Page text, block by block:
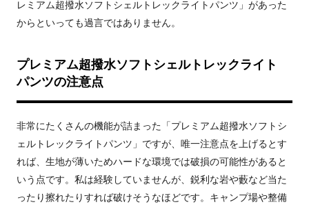
レミアム超撥水ソフトシェルトレックライトパンツ」があった
からといっても過言ではありません。
プレミアム超撥水ソフトシェルトレックライト
パンツの注意点
非常にたくさんの機能が詰まった「プレミアム超撥水ソフトシ
ェルトレックライトパンツ」ですが、唯一注意点を上げるとす
れば、生地が薄いためハードな環境では破損の可能性があると
いう点です。私は経験していませんが、鋭利な岩や藪など当た
ったり擦れたりすれば破けそうなほどです。キャンプ場や整備